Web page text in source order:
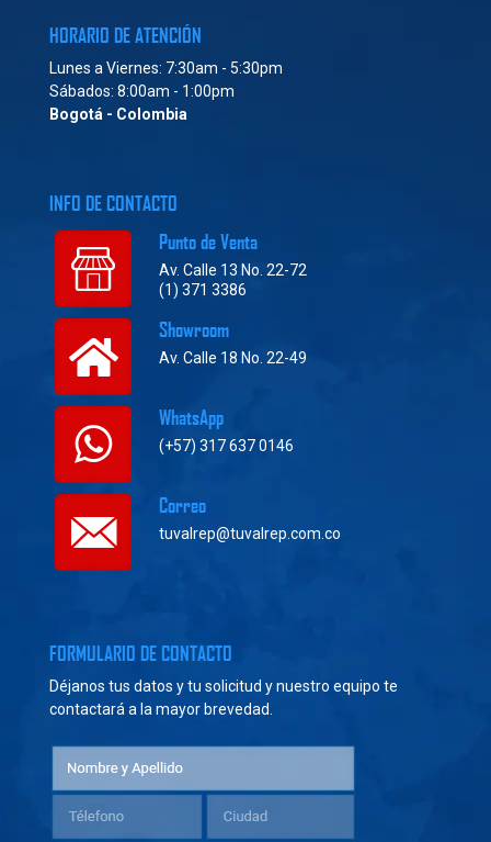
HORARIO DE ATENCIÓN
Lunes a Viernes: 7:30am - 5:30pm
Sábados: 8:00am - 1:00pm
Bogotá - Colombia
INFO DE CONTACTO
Punto de Venta
Av. Calle 13 No. 22-72
(1) 371 3386
Showroom
Av. Calle 18 No. 22-49
WhatsApp
(+57) 317 637 0146
Correo
tuvalrep@tuvalrep.com.co
FORMULARIO DE CONTACTO
Déjanos tus datos y tu solicitud y nuestro equipo te
contactará a la mayor brevedad.